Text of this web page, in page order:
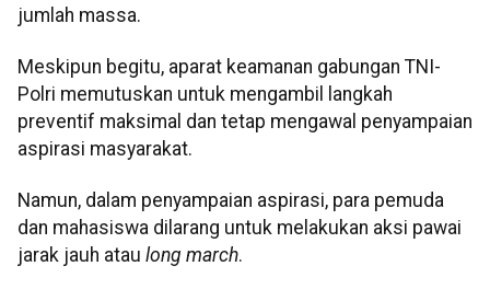
jumlah massa.
Meskipun begitu, aparat keamanan gabungan TNI-
Polri memutuskan untuk mengambil langkah
preventif maksimal dan tetap mengawal penyampaian
aspirasi masyarakat.
Namun, dalam penyampaian aspirasi, para pemuda
dan mahasiswa dilarang untuk melakukan aksi pawai
jarak jauh atau long march.